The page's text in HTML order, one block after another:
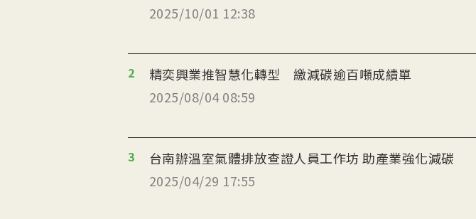
2025/10/01 12:38
2
精奕興業推智慧化轉型 繳減碳逾百噸成績單
2025/08/04 08:59
3
台南辦溫室氣體排放查證人員工作坊 助產業強化減碳
2025/04/29 17:55